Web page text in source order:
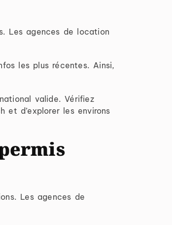
Les agences de location
les plus récentes. Ainsi,
valide. Vérifiez
d’explorer les environs
Les agences de